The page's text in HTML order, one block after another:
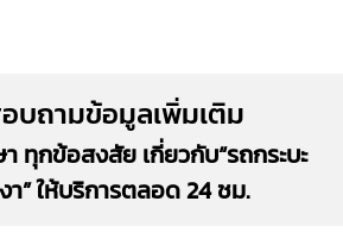
บถามข้อมูลเพิ่มเติม
ทุกข้อสงสัย เกี่ยวกับ“รถกระบะ
” ให้บริการตลอด 24 ชม.